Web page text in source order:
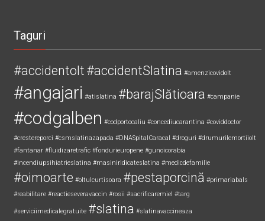
Taguri
#accidentolt #accidentSlatina #amenzicovidolt
#angajari #atislatina #barajSlătioara #campanie
#codgalben #codportocaliu #concediucarantina #coviddoctor
#crestereporci #csmslatinazapada #DNASpitalCaracal #droguri #drumurilemortiiolt
#fantanar #fluidizaretrafic #fondurieuropene #gunoicorabia
#incendiupsihiatrieslatina #masiniridicateslatina #medicdefamilie
#oimoarte #oltulcurtisoara #pestaporcină #primariabals
#reabilitare #reactieseveravaccin #rosii #sacrificaremiel #targ
#serviciimedicalegratuite #slatina #slatinavaccineaza